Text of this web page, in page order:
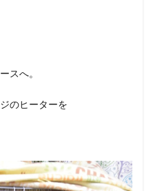
スへ。
のヒーターを